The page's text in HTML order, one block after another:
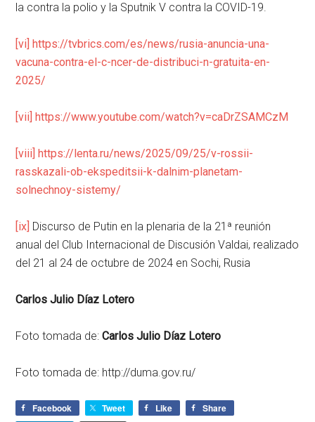
la contra la polio y la Sputnik V contra la COVID-19.
[vi] https://tvbrics.com/es/news/rusia-anuncia-una-
vacuna-contra-el-c-ncer-de-distribuci-n-gratuita-en-
2025/
[vii] https://www.youtube.com/watch?v=caDrZSAMCzM
[viii] https://lenta.ru/news/2025/09/25/v-rossii-
rasskazali-ob-ekspeditsii-k-dalnim-planetam-
solnechnoy-sistemy/
[ix] Discurso de Putin en la plenaria de la 21ª reunión
anual del Club Internacional de Discusión Valdai, realizado
del 21 al 24 de octubre de 2024 en Sochi, Rusia
Carlos Julio Díaz Lotero
Foto tomada de:Carlos Julio Díaz Lotero
Foto tomada de: http://duma.gov.ru/
Facebook Tweet Like
Share